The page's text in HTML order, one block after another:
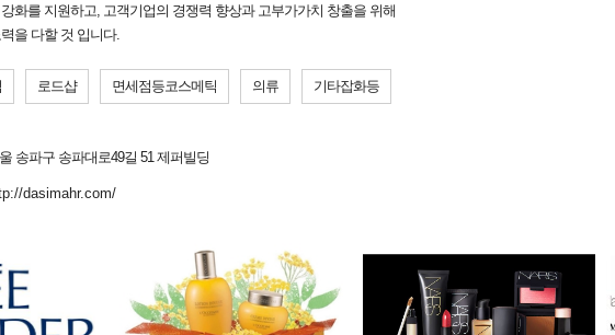
화를 지원하고, 고객기업의 경쟁력 향상과 고부가가치 창출을 위해
을 다할 것 입니다.
로드샵 면세점등코스메틱 의류 기타잡화등
송파구 송파대로49길 51 제퍼빌딩
dasimahr.com/